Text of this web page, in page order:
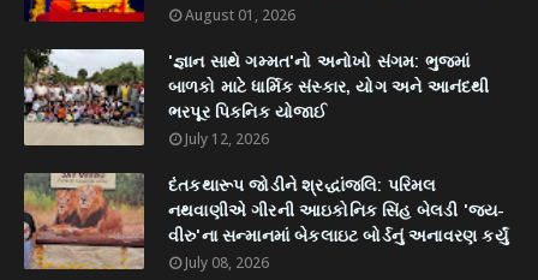
August 01, 2026
'જ્ઞાન સાથે ગમ્મત'નો અનોખો સંગમ: ભુજમાં
બાળકો માટે ધાર્મિક સંસ્કાર, યોગ અને આનંદથી
ભરપૂર પિકનિક યોજાઈ
July 12, 2026
દંતકથારૂપ જોડીને શ્રદ્ધાંજલિ: પરિમલ
નથવાણીએ ગીરની આઇકોનિક સિંહ બેલડી 'જય-
વીરુ'ના સન્માનમાં બેકલાઇટ બોર્ડનું અનાવરણ કર્યું
July 08, 2026